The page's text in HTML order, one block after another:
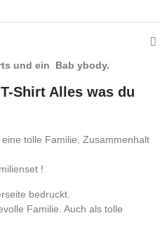
und ein Bab ybody.
Shirt Alles was du
tolle Familie, Zusammenhalt
!
bedruckt.
Familie. Auch als tolle